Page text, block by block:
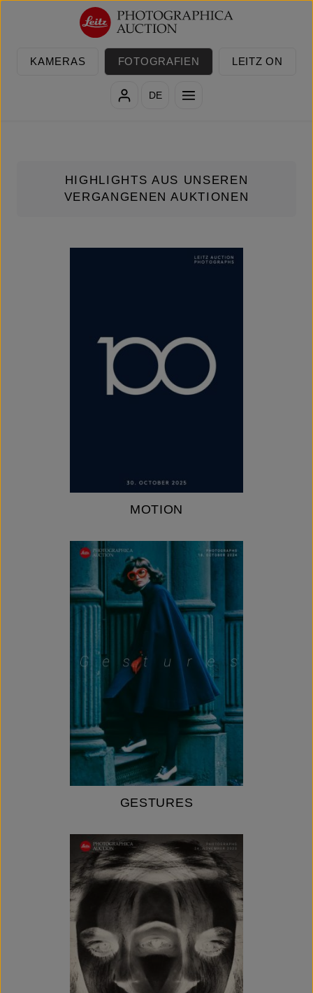
Zum Hauptinhalt springen
KAMERAS FOTOGRAFIEN LEITZ ON
DE
HIGHLIGHTS AUS UNSEREN
VERGANGENEN AUKTIONEN
KATEGORIEGALERIE ÜBERSPRINGEN
MOTION
GESTURES